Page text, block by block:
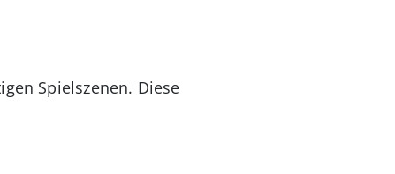
Spielszenen. Diese